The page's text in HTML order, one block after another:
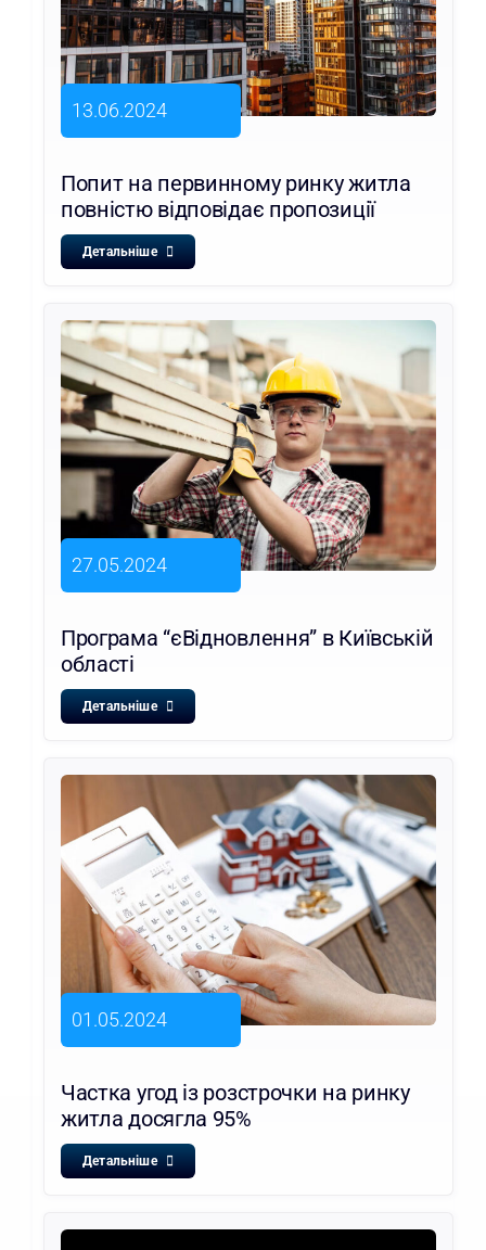
13.06.2024
Попит на первинному ринку житла
повністю відповідає пропозиції
Детальніше
27.05.2024
Програма “єВідновлення” в Київській
області
Детальніше
01.05.2024
Частка угод із розстрочки на ринку
житла досягла 95%
Детальніше